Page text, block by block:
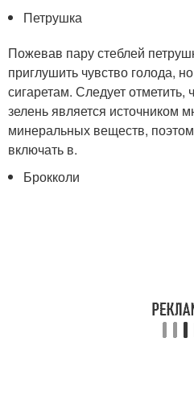
Петрушка
Пожевав пару стеблей
приглушить чувство голода,
сигаретам. Следует отметить,
зелень является источником
минеральных веществ,
включать в.
Брокколи